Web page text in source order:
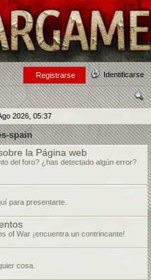
Identificarse
Registrarse
car
2026, 05:37
spain
la Página web
del foro? ¿has detectado algún error?
para presentarte.
of War ¡encuentra un contrincante!
cosa.